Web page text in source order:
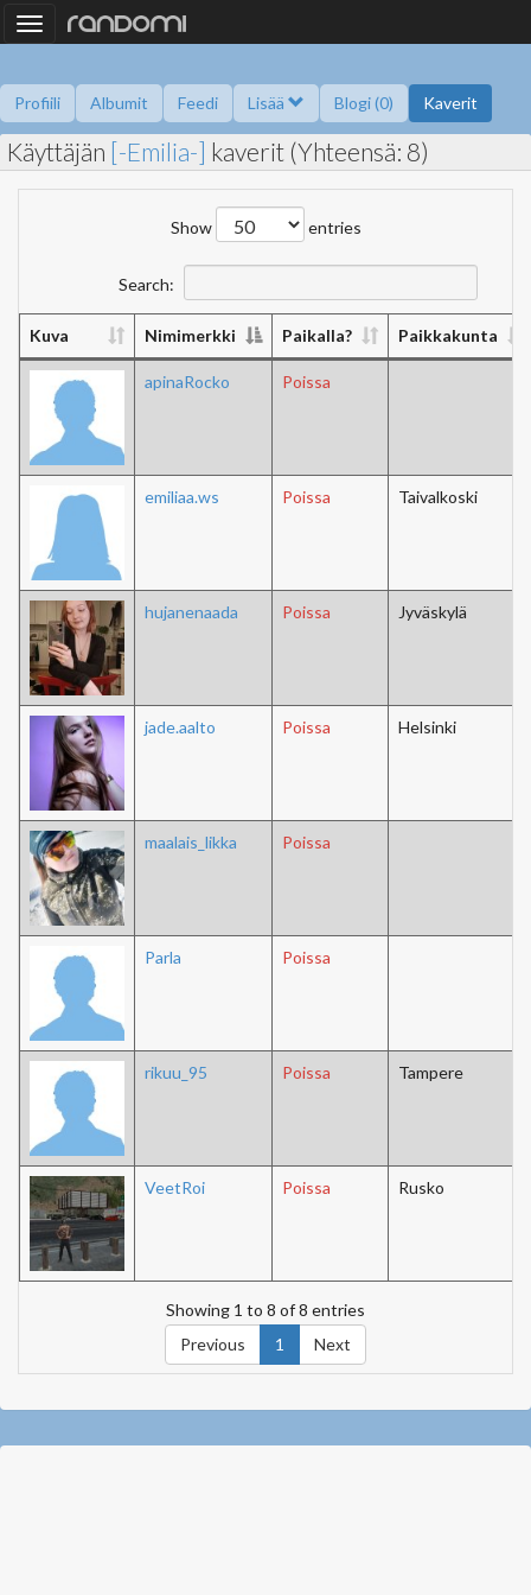
Toggle
navigation
Profiili Albumit Feedi Lisää Blogi (0) Kaverit
Kysy minulta Tietoa Kaverikirja Gallupit Saavutukset
Käyttäjän [-Emilia-] kaverit (Yhteensä: 8)
Show entries
Search:
Kuva Nimimerkki Paikalla? Paikkakunta
apinaRocko Poissa
emiliaa.ws Poissa Taivalkoski
hujanenaada Poissa Jyväskylä
jade.aalto Poissa Helsinki
maalais_likka Poissa
Parla Poissa
rikuu_95 Poissa Tampere
VeetRoi Poissa Rusko
Showing 1 to 8 of 8 entries
Previous
1 Next